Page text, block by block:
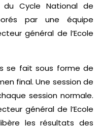
du Cycle National de
par une équipe
général de l’Ecole
se fait sous forme de
final. Une session de
session normale.
général de l’Ecole
les résultats des